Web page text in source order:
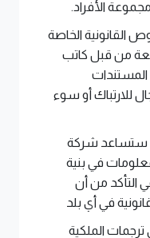
الأفراد.
القانونية الخاصة
من قبل كاتب
للارتباك أو سوء
ستساعد شركة
في بنية
التأكد من أن
في أي بلد
ترجمات الملكية